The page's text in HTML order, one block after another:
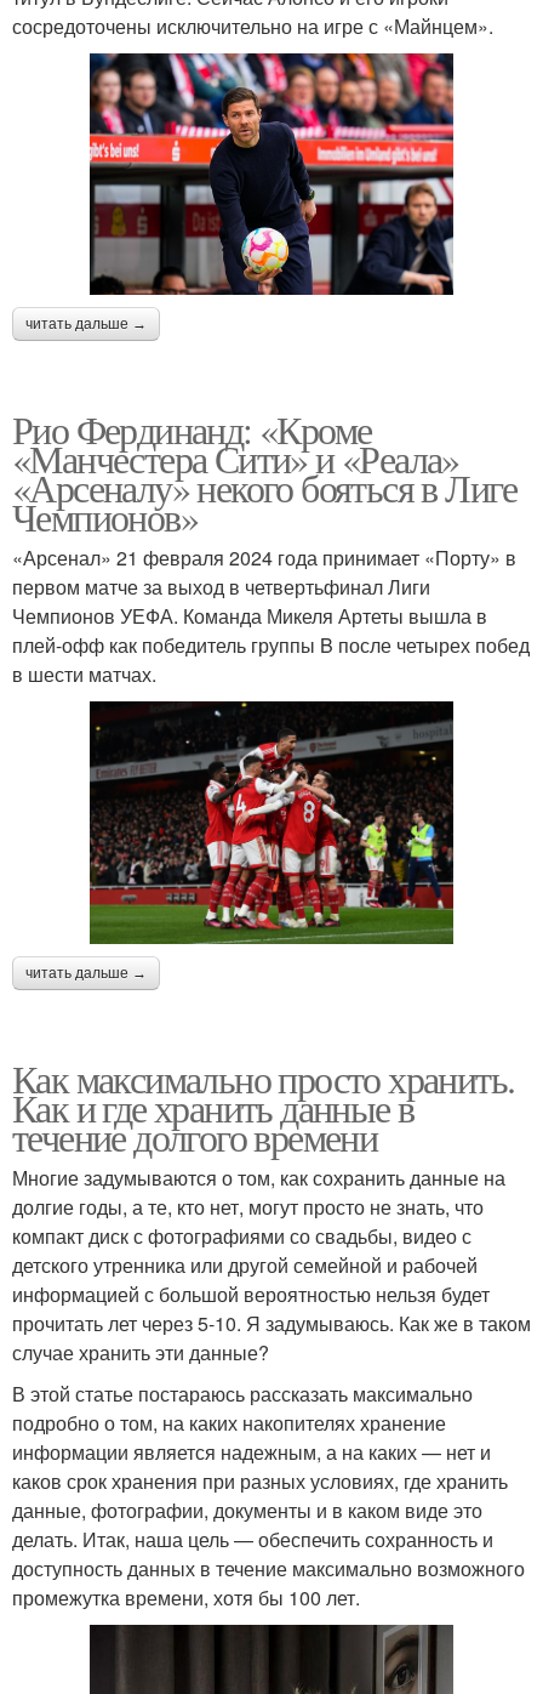
сосредоточены исключительно на игре с «Майнцем».
читать дальше →
Рио Фердинанд: «Кроме
«Манчестера Сити» и «Реала»
«Арсеналу» некого бояться в Лиге
Чемпионов»
«Арсенал» 21 февраля 2024 года принимает «Порту» в
первом матче за выход в четвертьфинал Лиги
Чемпионов УЕФА. Команда Микеля Артеты вышла в
плей-офф как победитель группы B после четырех побед
в шести матчах.
читать дальше →
Как максимально просто хранить.
Как и где хранить данные в
течение долгого времени
Многие задумываются о том, как сохранить данные на
долгие годы, а те, кто нет, могут просто не знать, что
компакт диск с фотографиями со свадьбы, видео с
детского утренника или другой семейной и рабочей
информацией с большой вероятностью нельзя будет
прочитать лет через 5-10. Я задумываюсь. Как же в таком
случае хранить эти данные?
В этой статье постараюсь рассказать максимально
подробно о том, на каких накопителях хранение
информации является надежным, а на каких — нет и
каков срок хранения при разных условиях, где хранить
данные, фотографии, документы и в каком виде это
делать. Итак, наша цель — обеспечить сохранность и
доступность данных в течение максимально возможного
промежутка времени, хотя бы 100 лет.